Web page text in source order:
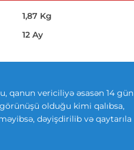
1,87 Kg
12 Ay
qanun vericiliyə əsasən 14 gün
olduğu kimi qalıbsa,
dəyişdirilib və qaytarıla